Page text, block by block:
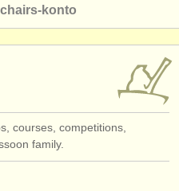
konto
courses, competitions,
family.